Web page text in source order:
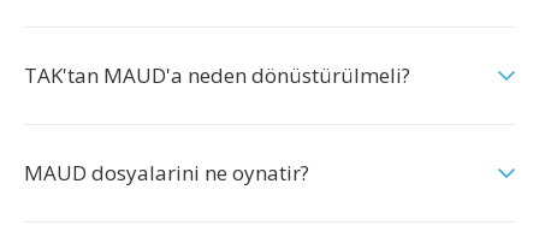
TAK'tan MAUD'a neden dönüstürülmeli?
MAUD dosyalarini ne oynatir?